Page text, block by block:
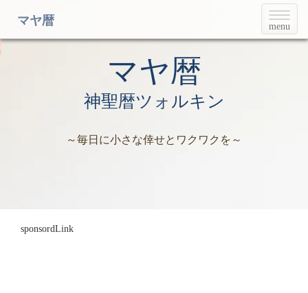
T
o
g
menu
マヤ暦
マヤ暦
神聖暦ツォルキン
～毎日に小さな倖せとワクワクを～
sponsordLink